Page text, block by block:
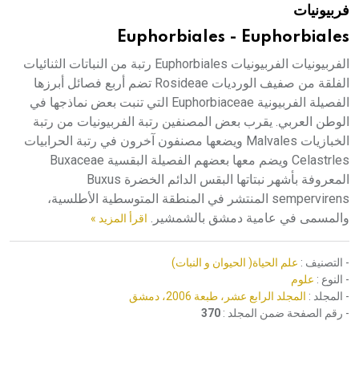
هيئة الموسوعة العربية تطلق موسوعات جديدة في عام 2026فربيونيات
Euphorbiales - Euphorbiales
الفربيونيات الفربيونيات Euphorbiales رتبة من النباتات الثنائيات
الفلقة من صفيف الورديات Rosideae تضم أربع فصائل أبرزها
الفصيلة الفربيونية Euphorbiaceae التي تنبت بعض نماذجها في
الوطن العربي. يقرب بعض المصنفين رتبة الفربيونيات من رتبة
الخبازيات Malvales ويضعها مصنفون آخرون في رتبة الحرابيات
Celastrles ويضم معها بعضهم الفصيلة البقسية Buxaceae
المعروفة بأشهر نبتاتها البقس الدائم الخضرة Buxus
sempervirens المنتشر في المنطقة المتوسطية الأطلسية،
والمسمى في عامية دمشق بالشمشير. اقرأ المزيد »
- التصنيف : علم الحياة( الحيوان و النبات)
- النوع : علوم
- المجلد : المجلد الرابع عشر، طبعة 2006، دمشق
- رقم الصفحة ضمن المجلد : 370